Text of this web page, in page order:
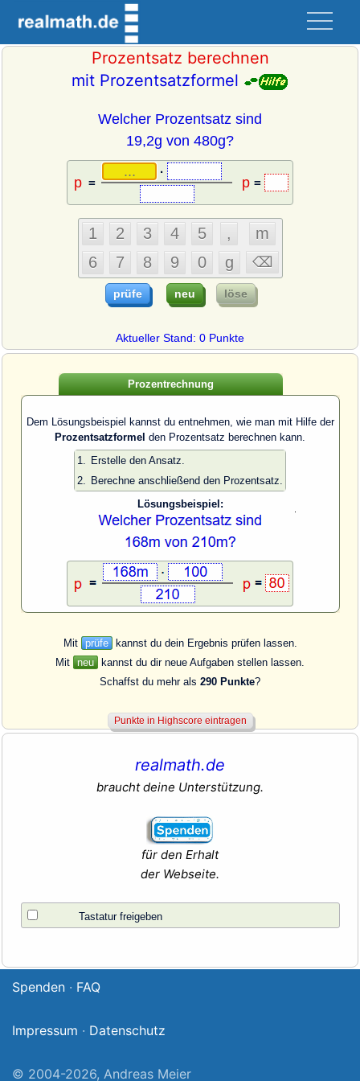
Prozentrechnung
Dem Lösungsbeispiel kannst du entnehmen, wie man mit Hilfe der
Prozentsatzformel den Prozentsatz berechnen kann.
1. Erstelle den Ansatz.
2. Berechne anschließend den Prozentsatz.
Lösungsbeispiel:
Mit prüfe kannst du dein Ergebnis prüfen lassen.
Mit neu kannst du dir neue Aufgaben stellen lassen.
Schaffst du mehr als 290 Punkte?
Prozentsatz berechnen
mit Prozentsatzformel
Welcher Prozentsatz sind
19,2g von 480g?
=
·
=
Aktueller Stand: 0 Punkte
realmath.de
braucht deine Unterstützung.
für den Erhalt
der Webseite.
Tastatur freigeben
Spenden · FAQ
Impressum · Datenschutz
© 2004-2026, Andreas Meier